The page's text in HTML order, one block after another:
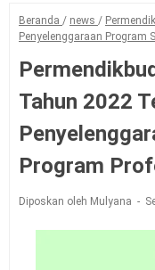
Beranda / news /
Penyelenggaraan Program
Tahun 2022
Program
Diposkan oleh Mulyana